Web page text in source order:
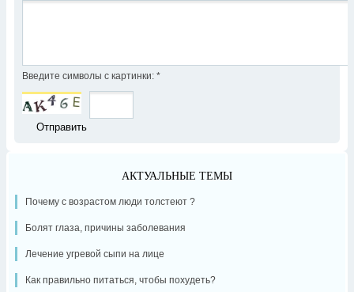
Введите символы с картинки: *
АКТУАЛЬНЫЕ ТЕМЫ
Почему с возрастом люди толстеют ?
Болят глаза, причины заболевания
Лечение угревой сыпи на лице
Как правильно питаться, чтобы похудеть?